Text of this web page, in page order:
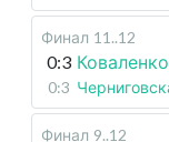
Финал 11..12
0:3
0:3
Финал 9..12